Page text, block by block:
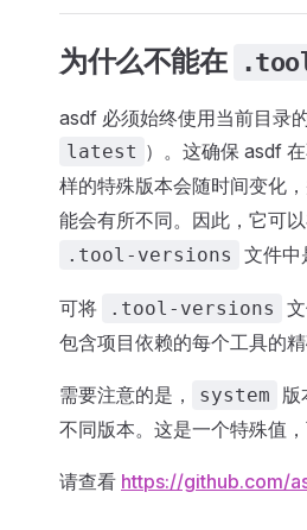
为什么不能在
asdf 必须始终使用当前目录
latest ）。这确保 asdf
样的特殊版本会随时间变化
能会有所不同。因此，它可
.tool-versions 文件中
可将 .tool-versions
包含项目依赖的每个工具的精
需要注意的是， system 版
不同版本。这是一个特殊值
请查看 https://github.com/